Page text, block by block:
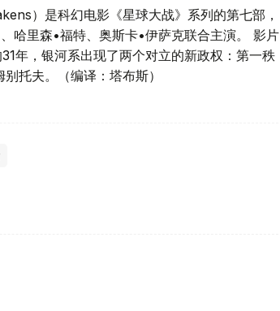
）是科幻电影《星球大战》系列的第七部，
哈里森•福特、奥斯卡•伊萨克联合主演。 影片
年，银河系出现了两个对立的新政权：第一秩
托夫。（编译：塔布斯）